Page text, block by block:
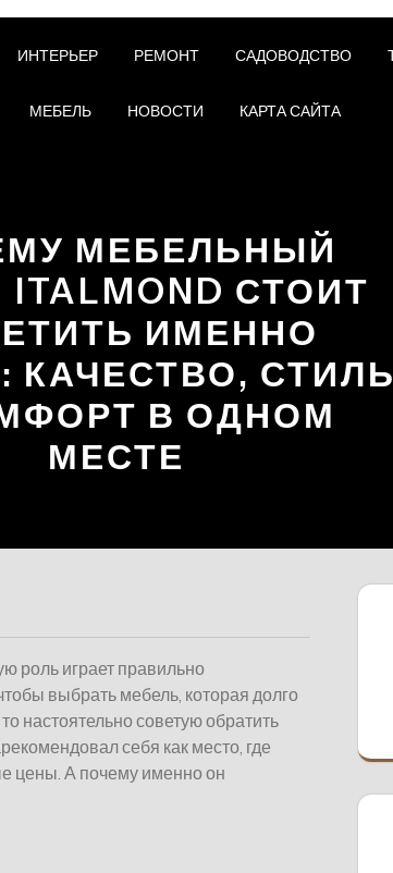
ИНТЕРЬЕР РЕМОНТ САДОВОДСТВО
МЕБЕЛЬ НОВОСТИ КАРТА САЙТА
МЕБЕЛЬНЫЙ
СТОИТ
ИМЕННО
КАЧЕСТВО, СТИЛЬ
В ОДНОМ
МЕСТЕ
роль играет правильно
выбрать мебель, которая долго
настоятельно советую обратить
себя как место, где
цены. А почему именно он